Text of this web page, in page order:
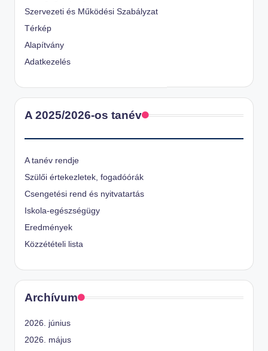
Szervezeti és Működési Szabályzat
Térkép
Alapítvány
Adatkezelés
A 2025/2026-os tanév
A tanév rendje
Szülői értekezletek, fogadóórák
Csengetési rend és nyitvatartás
Iskola-egészségügy
Eredmények
Közzétételi lista
Archívum
2026. június
2026. május